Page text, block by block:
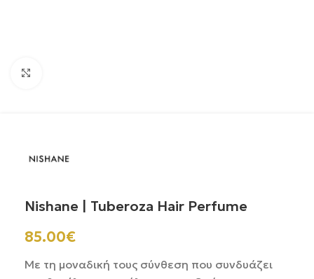
Nishane | Tuberoza Hair Perfume
85.00€
Με τη μοναδική τους σύνθεση που συνδυάζει